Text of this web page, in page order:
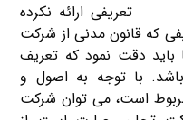
تعریفی ارائه نکرده
که قانون مدنی از شرکت
باید دقت نمود که تعریف
با توجه به اصول و
است، می توان شرکت